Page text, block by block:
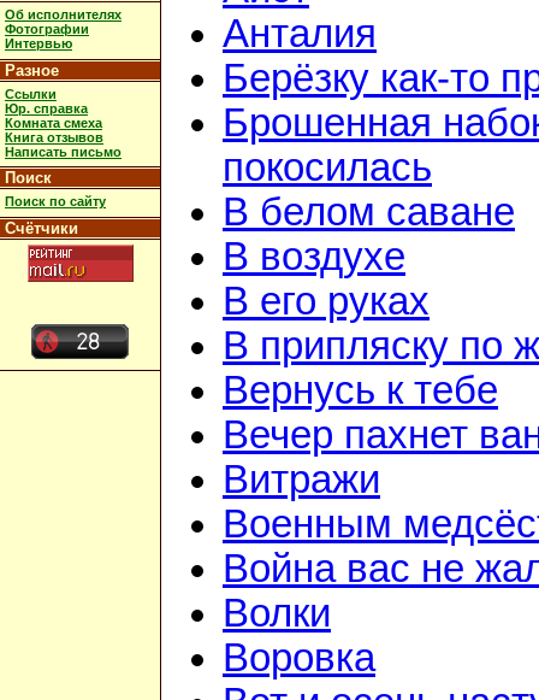
Об исполнителях
Фотографии
Интервью
Разное
Ссылки
Юр. справка
Комната смеха
Книга отзывов
Написать письмо
Поиск
Поиск по сайту
Счётчики
Анталия
Берёзку как-то
Брошенная
покосилась
В белом саване
В воздухе
В его руках
В припляску по
Вернусь к тебе
Вечер пахнет
Витражи
Военным
Война вас не
Волки
Воровка